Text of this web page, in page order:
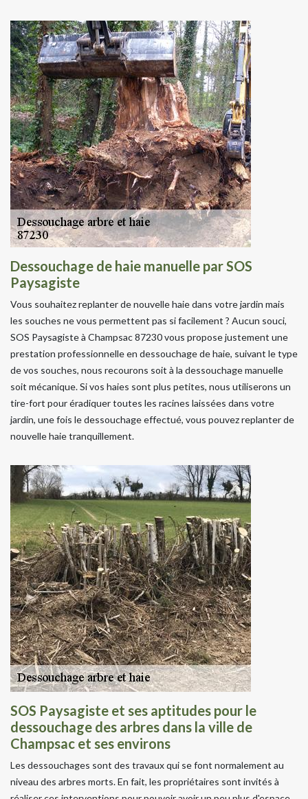
Dessouchage de haie manuelle par SOS
Paysagiste
Vous souhaitez replanter de nouvelle haie dans votre jardin mais
les souches ne vous permettent pas si facilement ? Aucun souci,
SOS Paysagiste à Champsac 87230 vous propose justement une
prestation professionnelle en dessouchage de haie, suivant le type
de vos souches, nous recourons soit à la dessouchage manuelle
soit mécanique. Si vos haies sont plus petites, nous utiliserons un
tire-fort pour éradiquer toutes les racines laissées dans votre
jardin, une fois le dessouchage effectué, vous pouvez replanter de
nouvelle haie tranquillement.
SOS Paysagiste et ses aptitudes pour le
dessouchage des arbres dans la ville de
Champsac et ses environs
Les dessouchages sont des travaux qui se font normalement au
niveau des arbres morts. En fait, les propriétaires sont invités à